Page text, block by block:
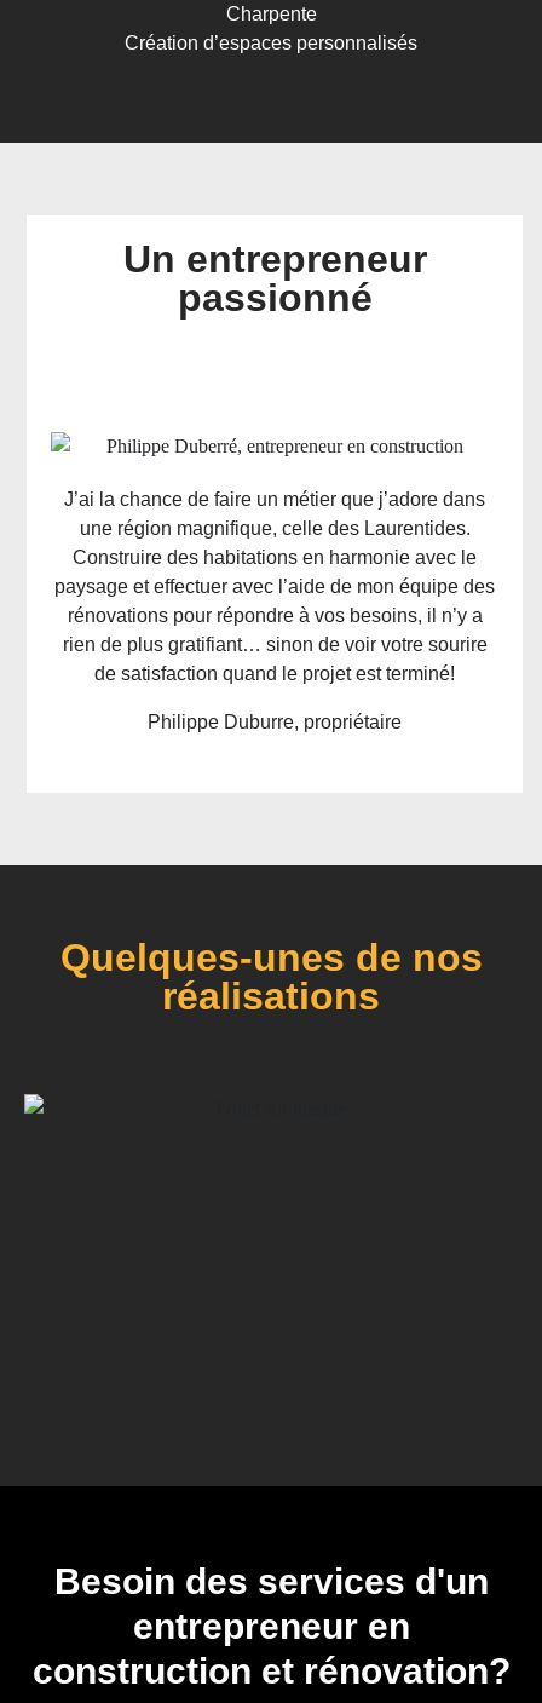
Charpente
Création d’espaces personnalisés
Un entrepreneur
passionné
J’ai la chance de faire un métier que j’adore dans
une région magnifique, celle des Laurentides.
Construire des habitations en harmonie avec le
paysage et effectuer avec l’aide de mon équipe des
rénovations pour répondre à vos besoins, il n’y a
rien de plus gratifiant… sinon de voir votre sourire
de satisfaction quand le projet est terminé!
Philippe Duburre, propriétaire
Quelques-unes de nos
réalisations
Besoin des services d'un
entrepreneur en
construction et rénovation?